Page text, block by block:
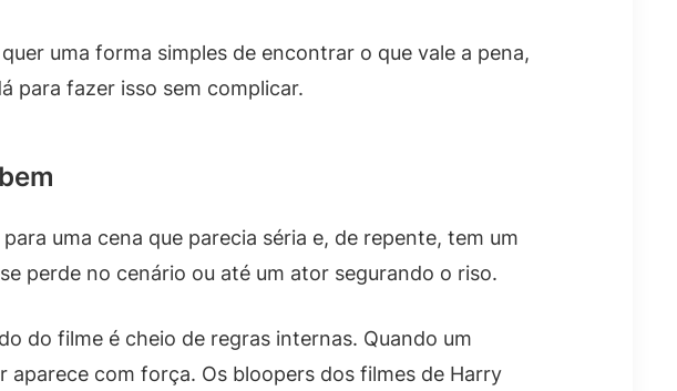
uma forma simples de encontrar o que vale a pena,
para fazer isso sem complicar.
uma cena que parecia séria e, de repente, tem um
perde no cenário ou até um ator segurando o riso.
do filme é cheio de regras internas. Quando um
com força. Os bloopers dos filmes de Harry